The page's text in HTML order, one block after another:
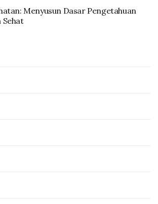
Menyusun Dasar Pengetahuan
Sehat